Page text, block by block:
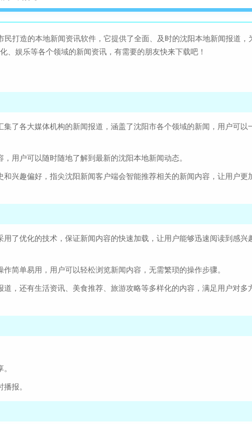
民打造的本地新闻资讯软件，它提供了全面、及时的沈阳本地新闻报道，
、娱乐等各个领域的新闻资讯，有需要的朋友快来下载吧！
集了各大媒体机构的新闻报道，涵盖了沈阳市各个领域的新闻，用户可以
用户可以随时随地了解到最新的沈阳本地新闻动态。
兴趣偏好，指尖沈阳新闻客户端会智能推荐相关的新闻内容，让用户更
用了优化的技术，保证新闻内容的快速加载，让用户能够迅速阅读到感兴
简单易用，用户可以轻松浏览新闻内容，无需繁琐的操作步骤。
，还有生活资讯、美食推荐、旅游攻略等多样化的内容，满足用户对多
报。